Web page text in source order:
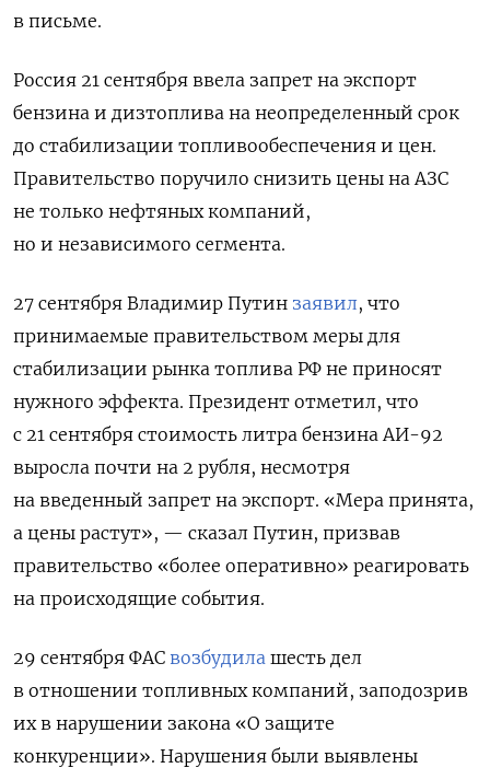
в письме.
Россия 21 сентября ввела запрет на экспорт
бензина и дизтоплива на неопределенный срок
до стабилизации топливообеспечения и цен.
Правительство поручило снизить цены на АЗС
не только нефтяных компаний,
но и независимого сегмента.
27 сентября Владимир Путин заявил, что
принимаемые правительством меры для
стабилизации рынка топлива РФ не приносят
нужного эффекта. Президент отметил, что
с 21 сентября стоимость литра бензина АИ-92
выросла почти на 2 рубля, несмотря
на введенный запрет на экспорт. «Мера принята,
а цены растут», — сказал Путин, призвав
правительство «более оперативно» реагировать
на происходящие события.
29 сентября ФАС возбудила шесть дел
в отношении топливных компаний, заподозрив
их в нарушении закона «О защите
конкуренции». Нарушения были выявлены